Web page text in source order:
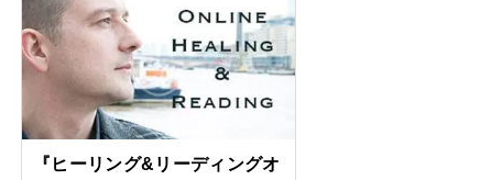
『ヒーリング&リーディングオ